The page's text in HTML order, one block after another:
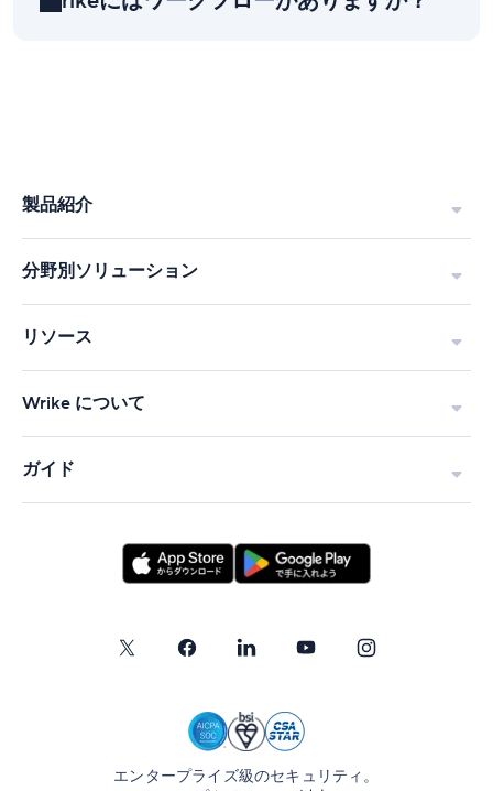
製品紹介
分野別ソリューション
リソース
Wrike について
ガイド
エンタープライズ級のセキュリティ。